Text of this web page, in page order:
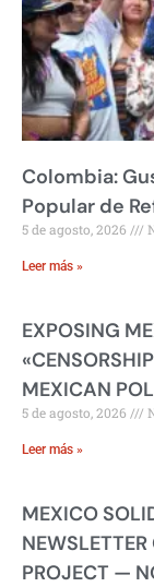
Colombia:
Popular de
5 de agosto, 2026
Leer más »
EXPOSING
MEXICAN
5 de agosto, 2026
Leer más »
MEXICO
PROJECT —